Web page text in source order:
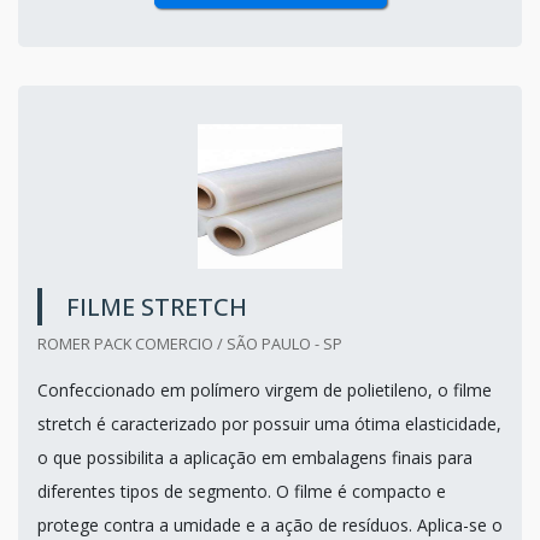
FILME STRETCH
ROMER PACK COMERCIO / SÃO PAULO - SP
Confeccionado em polímero virgem de polietileno, o filme
stretch é caracterizado por possuir uma ótima elasticidade,
o que possibilita a aplicação em embalagens finais para
diferentes tipos de segmento. O filme é compacto e
protege contra a umidade e a ação de resíduos. Aplica-se o